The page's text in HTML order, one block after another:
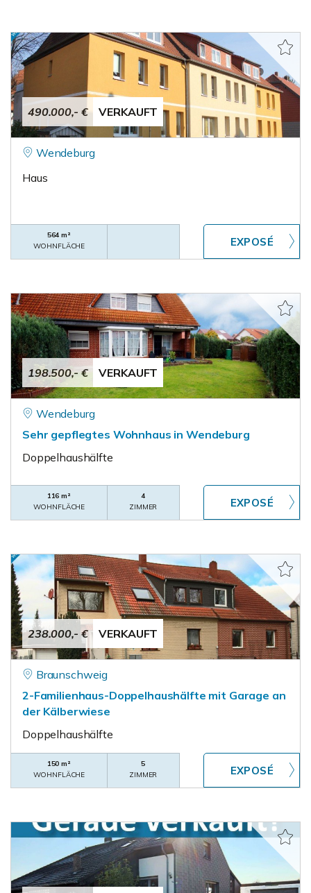
490.000,- € VERKAUFT
Wendeburg
Haus
564 m²
WOHNFLÄCHE
198.500,- € VERKAUFT
Wendeburg
Sehr gepflegtes Wohnhaus in Wendeburg
Doppelhaushälfte
116 m²
WOHNFLÄCHE
4
ZIMMER
238.000,- € VERKAUFT
Braunschweig
2-Familienhaus-Doppelhaushälfte mit Garage an
der Kälberwiese
Doppelhaushälfte
150 m²
WOHNFLÄCHE
5
ZIMMER